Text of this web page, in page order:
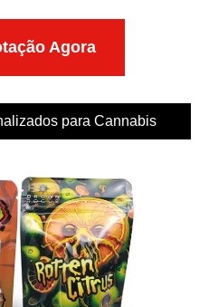
Agora
para Cannabis